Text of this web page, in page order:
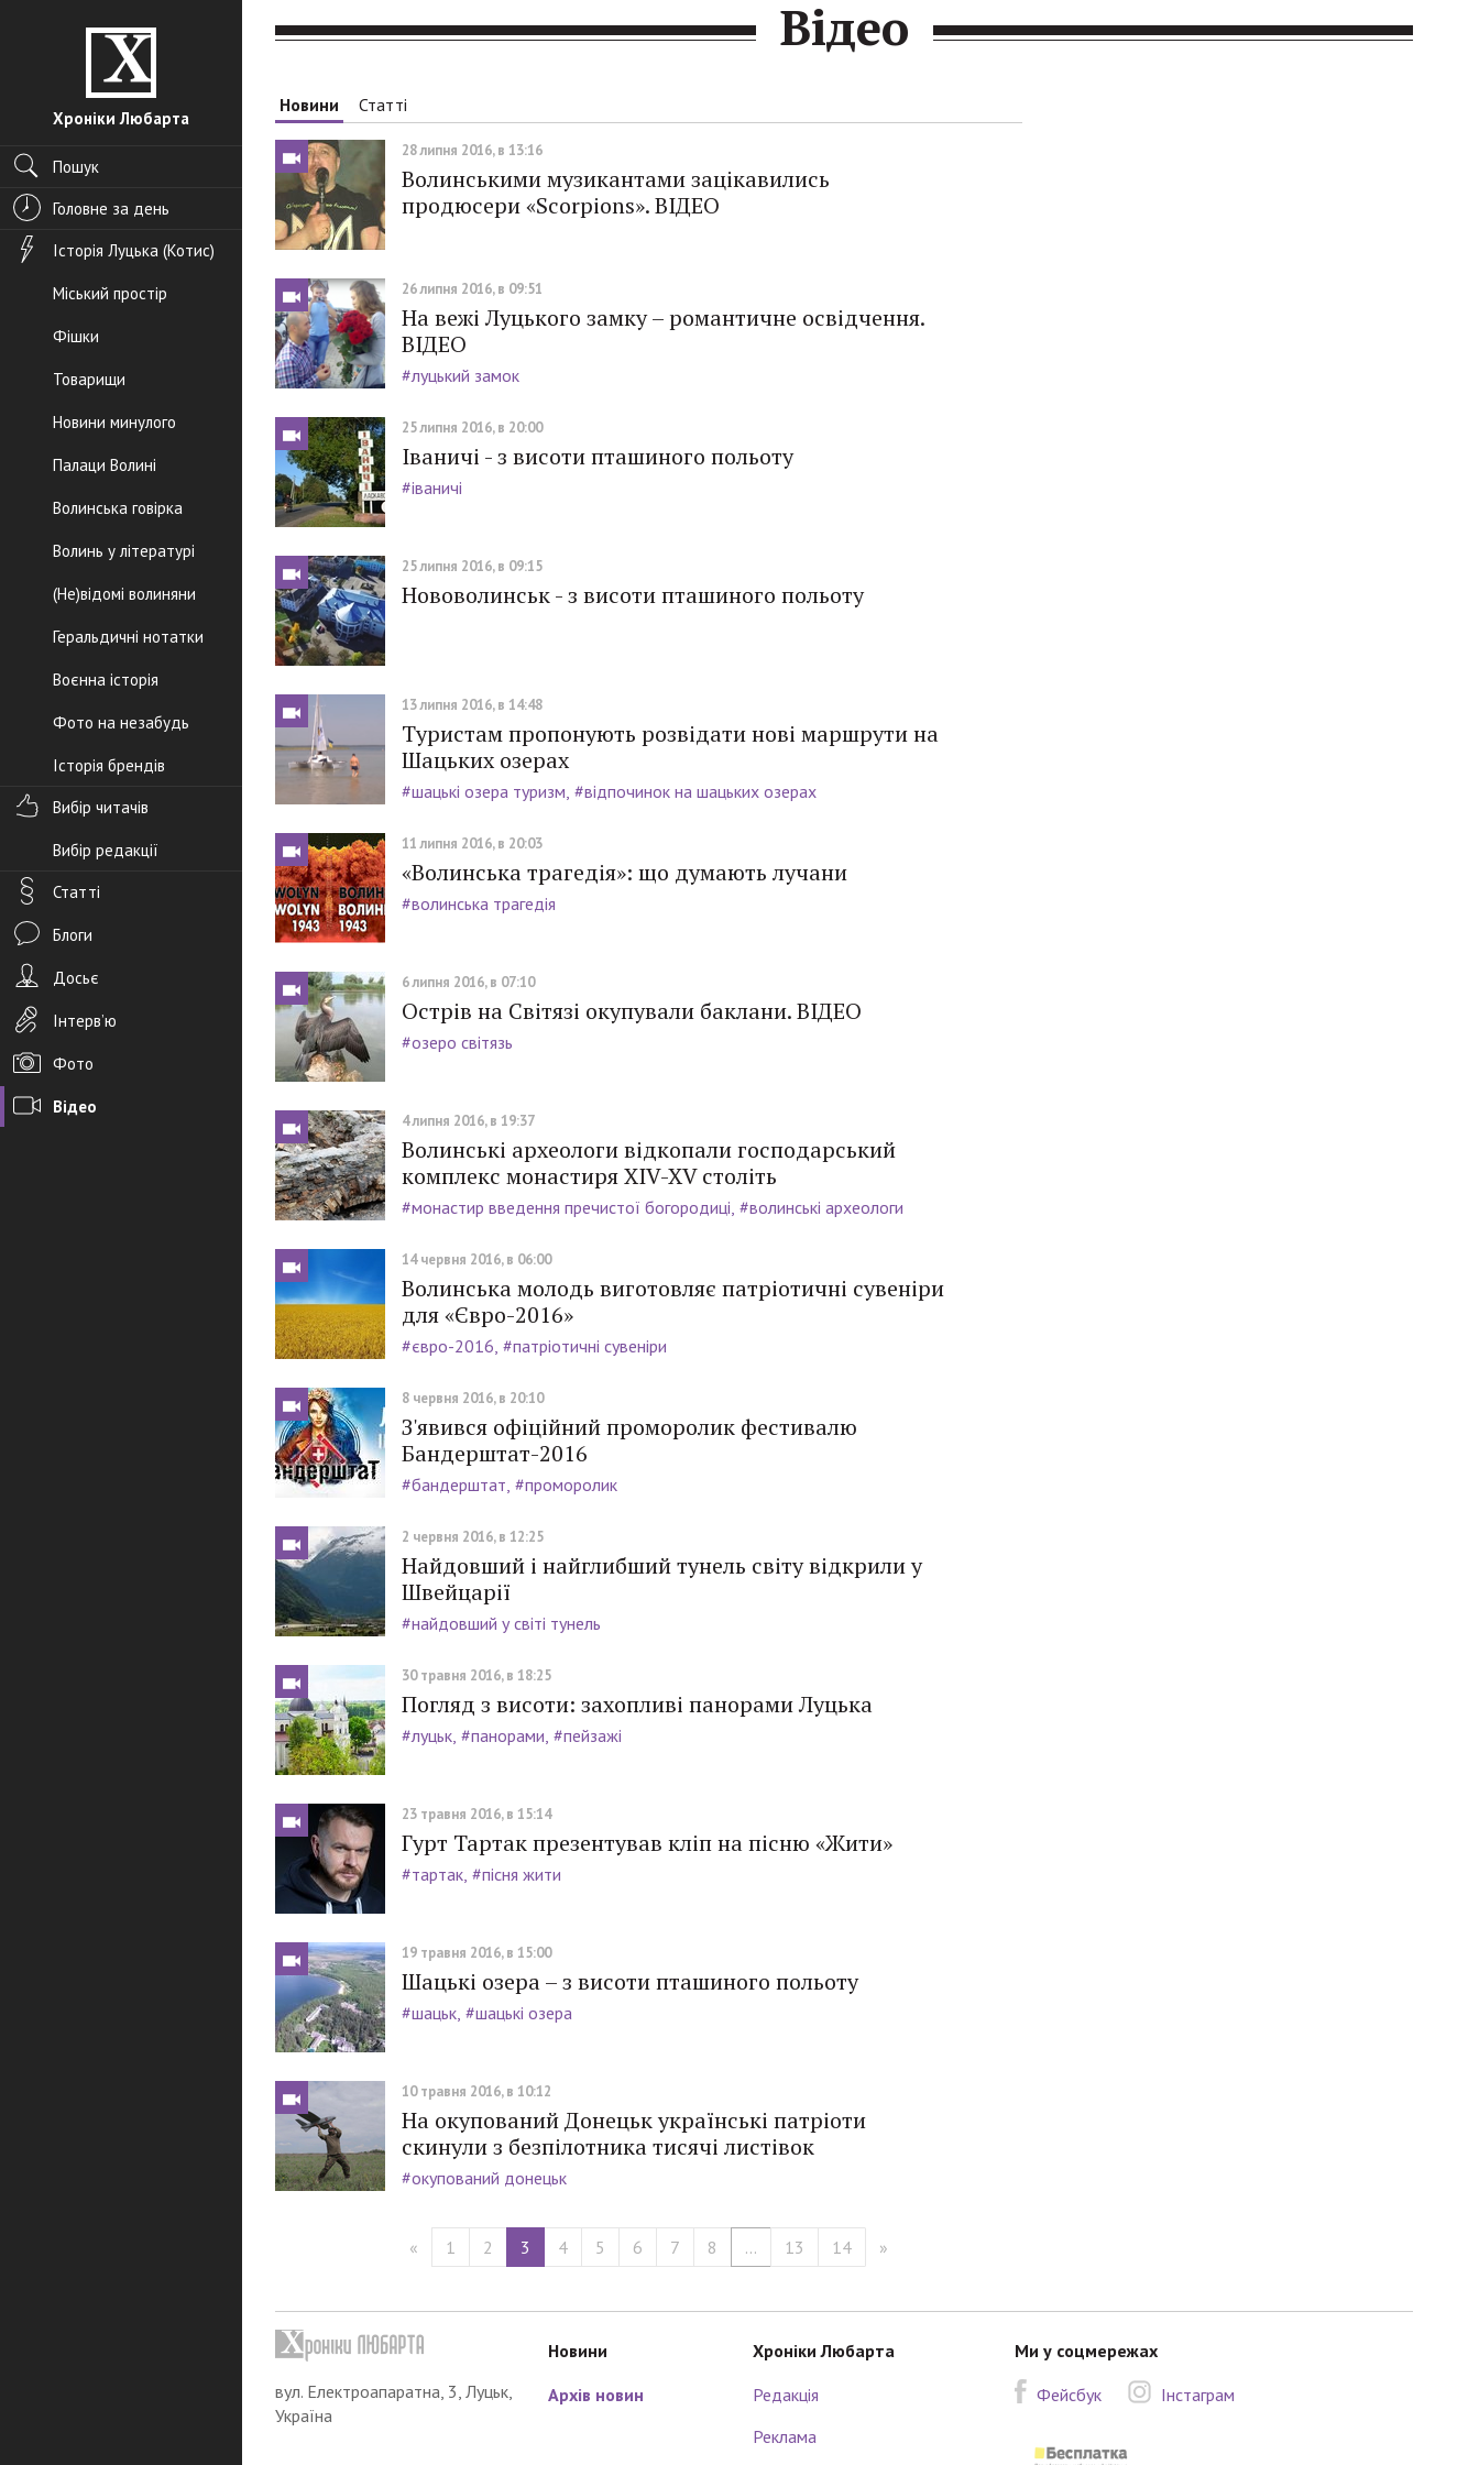
Хроніки Любарта
Пошук
Головне за день
Історія Луцька (Котис)
Міський простір
Фішки
Товарищи
Новини минулого
Палаци Волині
Волинська говірка
Волинь у літературі
(Не)відомі волиняни
Геральдичні нотатки
Воєнна історія
Фото на незабудь
Історія брендів
Вибір читачів
Вибір редакції
Статті
Блоги
Досьє
Інтерв’ю
Фото
Відео
Відео
Новини Статті
28 липня 2016, в 13:16
Волинськими музикантами зацікавились
продюсери «Scorpions». ВІДЕО
26 липня 2016, в 09:51
На вежі Луцького замку – романтичне освідчення.
ВІДЕО
#луцький замок
25 липня 2016, в 20:00
Іваничі - з висоти пташиного польоту
#іваничі
25 липня 2016, в 09:15
Нововолинськ - з висоти пташиного польоту
13 липня 2016, в 14:48
Туристам пропонують розвідати нові маршрути на
Шацьких озерах
#шацькі озера туризм #відпочинок на шацьких озерах
11 липня 2016, в 20:03
«Волинська трагедія»: що думають лучани
#волинська трагедія
6 липня 2016, в 07:10
Острів на Світязі окупували баклани. ВІДЕО
#озеро світязь
4 липня 2016, в 19:37
Волинські археологи відкопали господарський
комплекс монастиря XIV-XV століть
#монастир введення пречистої богородиці #волинські археологи
14 червня 2016, в 06:00
Волинська молодь виготовляє патріотичні сувеніри
для «Євро-2016»
#євро-2016 #патріотичні сувеніри
8 червня 2016, в 20:10
З'явився офіційний проморолик фестивалю
Бандерштат-2016
#бандерштат #проморолик
2 червня 2016, в 12:25
Найдовший і найглибший тунель світу відкрили у
Швейцарії
#найдовший у світі тунель
30 травня 2016, в 18:25
Погляд з висоти: захопливі панорами Луцька
#луцьк #панорами #пейзажі
23 травня 2016, в 15:14
Гурт Тартак презентував кліп на пісню «Жити»
#тартак #пісня жити
19 травня 2016, в 15:00
Шацькі озера – з висоти пташиного польоту
#шацьк #шацькі озера
10 травня 2016, в 10:12
На окупований Донецьк українські патріоти
скинули з безпілотника тисячі листівок
#окупований донецьк
« 1 2 3 4 5 6 7 8 ... 13 14 »
вул. Електроапаратна, 3, Луцьк,
Україна
Новини
Архів новин
Хроніки Любарта
Редакція
Реклама
Ми у соцмережах
Фейсбук
Інстаграм